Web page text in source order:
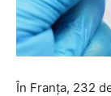
În Franţa, 232